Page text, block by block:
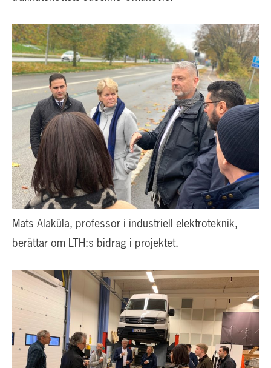
Mats Alaküla, professor i industriell elektroteknik,
berättar om LTH:s bidrag i projektet.